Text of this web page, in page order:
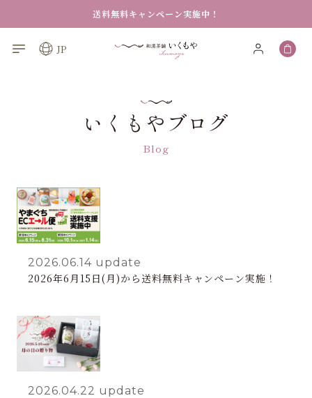
薬剤師が本格監修する八宝茶（ぱーぽうちゃ）・薬膳茶
送料無料キャンペーン実施中！
JP
いくもやブログ
Blog
2026.06.14 update
2026年6月15日(月)から送料無料キャンペーン実施！
2026.04.22 update